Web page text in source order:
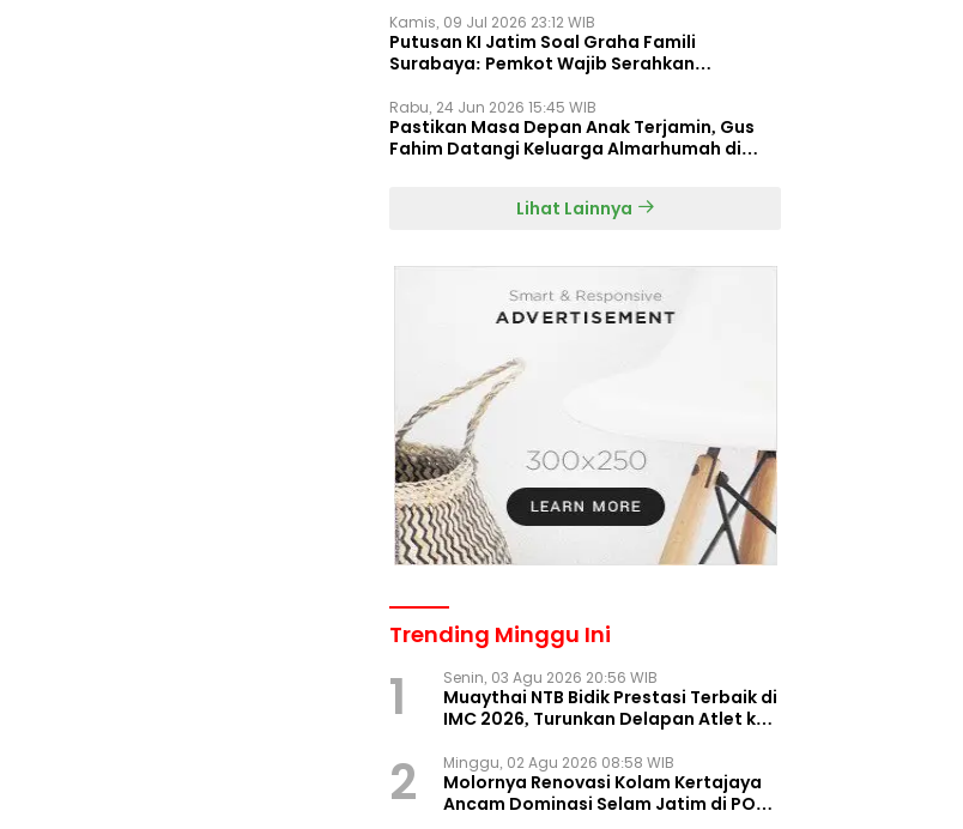
Kamis, 09 Jul 2026 23:12 WIB
Putusan KI Jatim Soal Graha Famili
Surabaya: Pemkot Wajib Serahkan
Rabu, 24 Jun 2026 15:45 WIB
Pastikan Masa Depan Anak Terjamin, Gus
Fahim Datangi Keluarga Almarhumah di
Lihat Lainnya
Trending Minggu Ini
1 Senin, 03 Agu 2026 20:56 WIB
Muaythai NTB Bidik Prestasi Terbaik di
IMC 2026, Turunkan Delapan Atlet ke
2 Minggu, 02 Agu 2026 08:58 WIB
Molornya Renovasi Kolam Kertajaya
Ancam Dominasi Selam Jatim di PON